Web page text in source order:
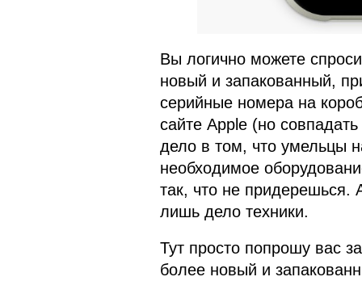
Вы логично можете
новый и запакованный,
серийные номера на
сайте Apple (но
дело в том, что умельцы
необходимое
так, что не придерешься.
лишь дело техники.
Тут просто попрошу вас
более новый и